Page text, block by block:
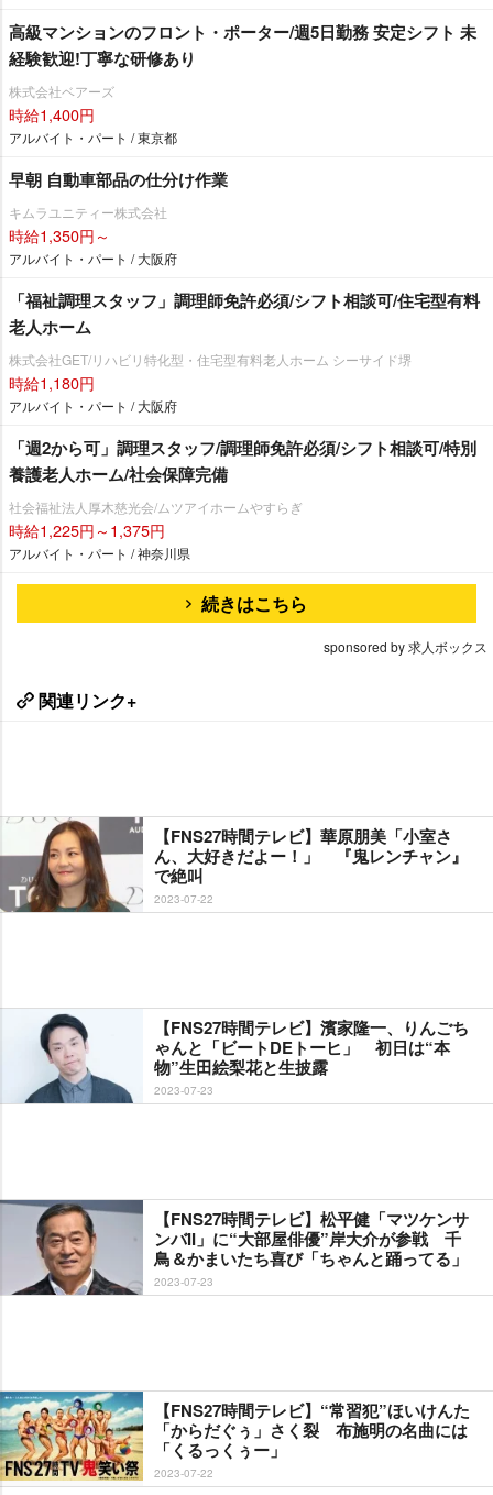
高級マンションのフロント・ポーター/週5日勤務 安定シフト 未
経験歓迎!丁寧な研修あり
株式会社ベアーズ
時給1,400円
アルバイト・パート / 東京都
早朝 自動車部品の仕分け作業
キムラユニティー株式会社
時給1,350円～
アルバイト・パート / 大阪府
「福祉調理スタッフ」調理師免許必須/シフト相談可/住宅型有料
老人ホーム
株式会社GET/リハビリ特化型・住宅型有料老人ホーム シーサイド堺
時給1,180円
アルバイト・パート / 大阪府
「週2から可」調理スタッフ/調理師免許必須/シフト相談可/特別
養護老人ホーム/社会保障完備
社会福祉法人厚木慈光会/ムツアイホームやすらぎ
時給1,225円～1,375円
アルバイト・パート / 神奈川県
続きはこちら
sponsored by 求人ボックス
関連リンク+
【FNS27時間テレビ】華原朋美「小室さ
ん、大好きだよー！」 『鬼レンチャン』
で絶叫
2023-07-22
【FNS27時間テレビ】濱家隆一、りんごち
ゃんと「ビートDEトーヒ」 初日は“本
物”生田絵梨花と生披露
2023-07-23
【FNS27時間テレビ】松平健「マツケンサ
ンバII」に“大部屋俳優”岸大介が参戦 千
鳥＆かまいたち喜び「ちゃんと踊ってる」
2023-07-23
【FNS27時間テレビ】“常習犯”ほいけんた
「からだぐぅ」さく裂 布施明の名曲には
「くるっくぅー」
2023-07-22